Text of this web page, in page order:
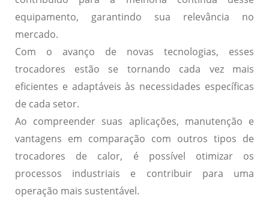
equipamento, garantindo sua relevância no
mercado.
Com o avanço de novas tecnologias, esses
trocadores estão se tornando cada vez mais
eficientes e adaptáveis às necessidades específicas
de cada setor.
Ao compreender suas aplicações, manutenção e
vantagens em comparação com outros tipos de
trocadores de calor, é possível otimizar os
processos industriais e contribuir para uma
operação mais sustentável.